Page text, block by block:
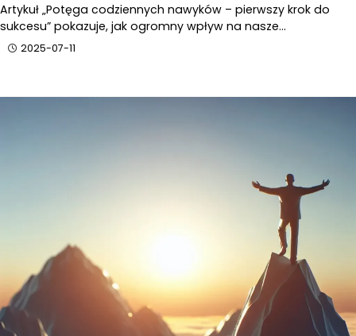
Artykuł „Potęga codziennych nawyków – pierwszy krok do
sukcesu” pokazuje, jak ogromny wpływ na nasze…
2025-07-11